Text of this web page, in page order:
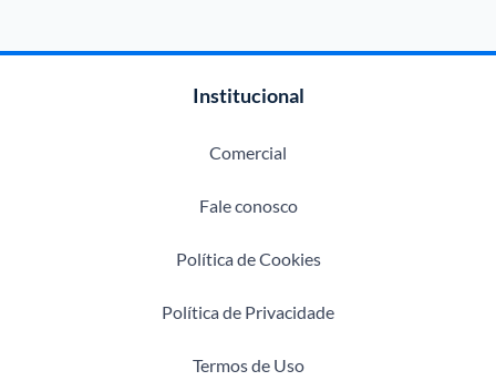
Institucional
Comercial
Fale conosco
Política de Cookies
Política de Privacidade
Termos de Uso